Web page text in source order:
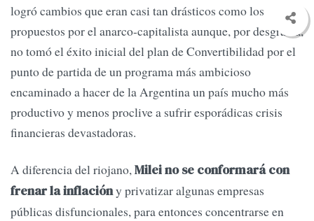
logró cambios que eran casi tan drásticos como los
propuestos por el anarco-capitalista aunque, por desgracia,
no tomó el éxito inicial del plan de Convertibilidad por el
punto de partida de un programa más ambicioso
encaminado a hacer de la Argentina un país mucho más
productivo y menos proclive a sufrir esporádicas crisis
financieras devastadoras.
A diferencia del riojano,Milei no se conformará con
frenar la inflacióny privatizar algunas empresas
públicas disfuncionales, para entonces concentrarse en